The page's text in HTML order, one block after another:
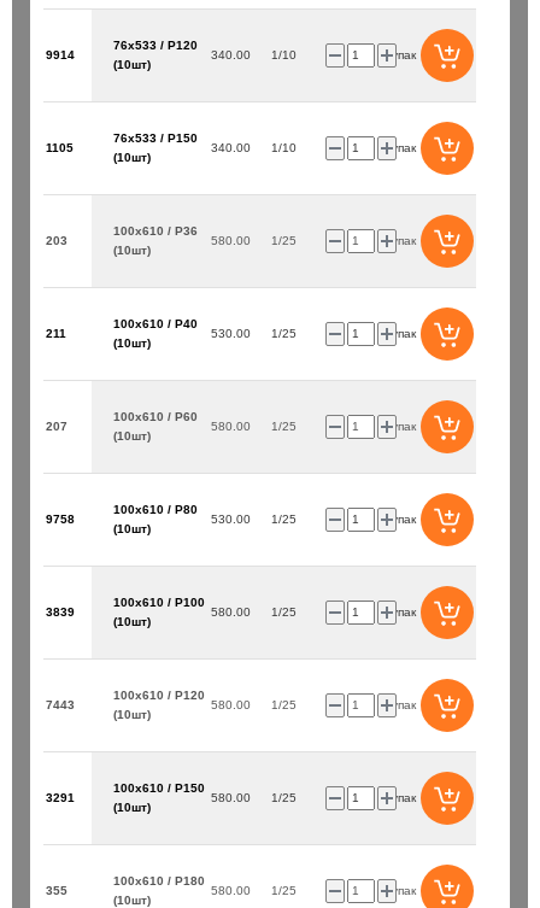
9914
76х533 / P120
(10шт)
340.00 1/10 упак
1105
76х533 / P150
(10шт)
340.00 1/10 упак
203
100х610 / P36
(10шт)
580.00 1/25 упак
211
100х610 / P40
(10шт)
530.00 1/25 упак
207
100х610 / P60
(10шт)
580.00 1/25 упак
9758
100х610 / P80
(10шт)
530.00 1/25 упак
3839
100х610 / P100
(10шт)
580.00 1/25 упак
7443
100х610 / P120
(10шт)
580.00 1/25 упак
3291
100х610 / P150
(10шт)
580.00 1/25 упак
355
100х610 / P180
(10шт)
580.00 1/25 упак